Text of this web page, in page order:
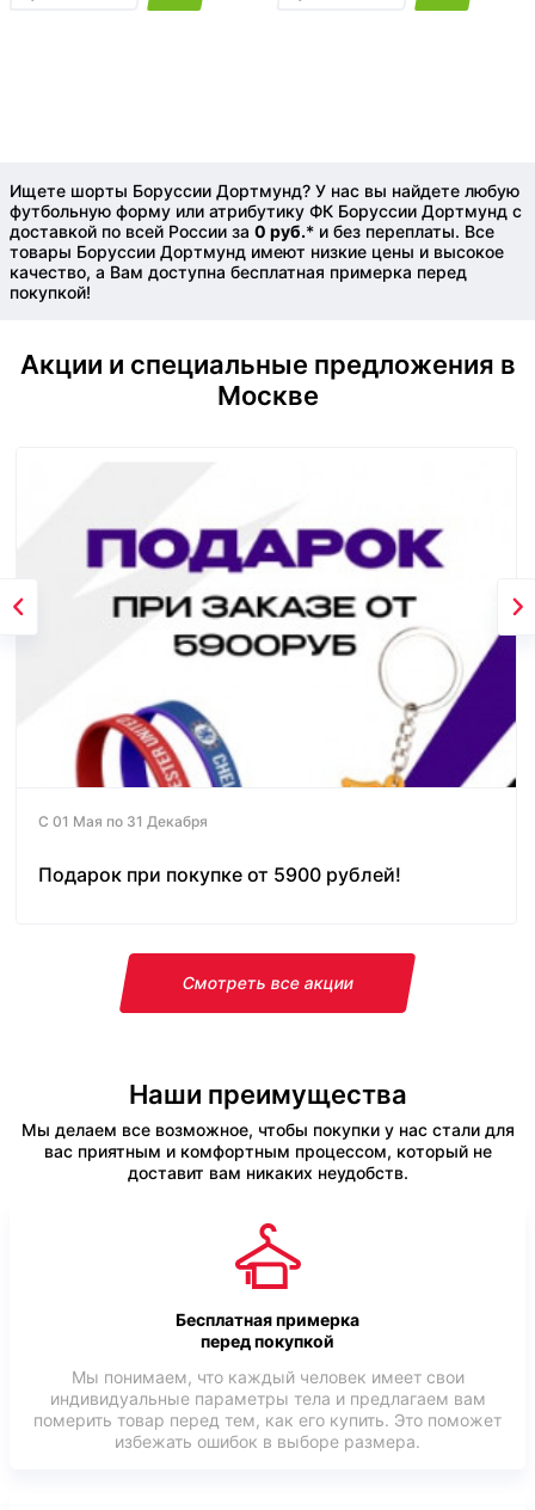
Ищете шорты Боруссии Дортмунд? У нас вы найдете любую
футбольную форму или атрибутику ФК Боруссии Дортмунд с
доставкой по всей России за 0 руб.* и без переплаты. Все
товары Боруссии Дортмунд имеют низкие цены и высокое
качество, а Вам доступна бесплатная примерка перед
покупкой!
Акции и специальные предложения в
Москве
С 01 Мая по 31 Декабря
Подарок при покупке от 5900 рублей!
Смотреть все акции
Наши преимущества
Мы делаем все возможное, чтобы покупки у нас стали для
вас приятным и комфортным процессом, который не
доставит вам никаких неудобств.
Бесплатная примерка
перед покупкой
Мы понимаем, что каждый человек имеет свои
индивидуальные параметры тела и предлагаем вам
померить товар перед тем, как его купить. Это поможет
избежать ошибок в выборе размера.